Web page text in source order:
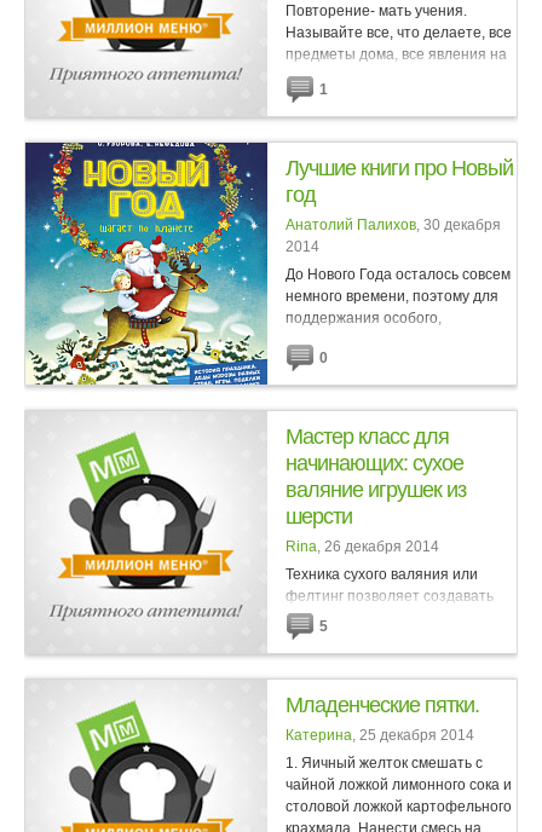
Повторение- мать учения.
Называйте все, что делаете, все
предметы дома, все явления на
улице, предупреждайте, что
сейчас придет папа, бабушка
или гости. И, поверьте,
результаты скоро дадут о себе...
1
Лучшие книги про Новый
год
Анатолий Палихов, 30 декабря
2014
До Нового Года осталось совсем
немного времени, поэтому для
поддержания особого,
решили рассказать вам о новых
интересных книгах для детей,
0
Мастер класс для
начинающих: сухое
валяние игрушек из
шерсти
Rina, 26 декабря 2014
Техника сухого валяния или
фелтинг позволяет создавать
весьма замысловатые формы
и фигурки, только «лепить»
их нужно не из глины или
пластилина,...
5
Младенческие пятки.
Катерина, 25 декабря 2014
1. Яичный желток смешать с
чайной ложкой лимонного сока и
столовой ложкой картофельного
крахмала. Нанести смесь на